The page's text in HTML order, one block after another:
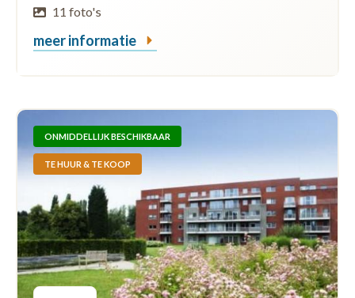
11 foto's
meer informatie
ONMIDDELLIJK BESCHIKBAAR
TE HUUR & TE KOOP